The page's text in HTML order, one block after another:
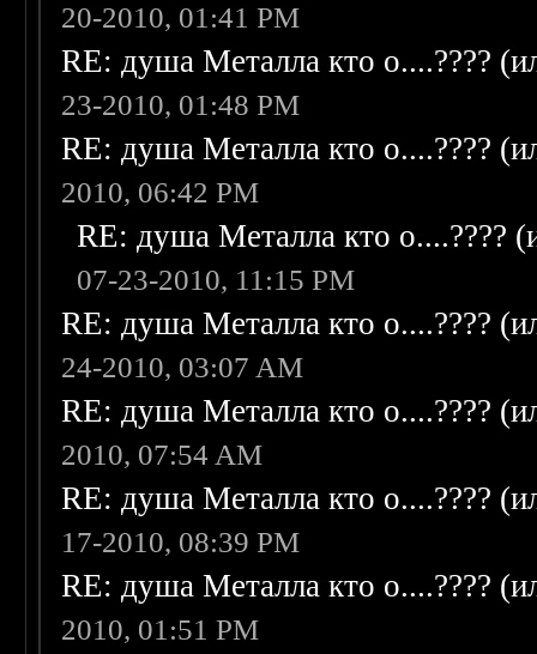
20-2010, 01:41 PM
RE: душа Металла кто о....????
23-2010, 01:48 PM
RE: душа Металла кто о....????
2010, 06:42 PM
RE: душа Металла кто о....????
07-23-2010, 11:15 PM
RE: душа Металла кто о....????
24-2010, 03:07 AM
RE: душа Металла кто о....????
2010, 07:54 AM
RE: душа Металла кто о....????
17-2010, 08:39 PM
RE: душа Металла кто о....????
2010, 01:51 PM